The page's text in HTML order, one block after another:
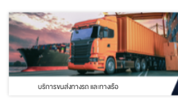
บริการขนส่งทางรถ และทางเรือ